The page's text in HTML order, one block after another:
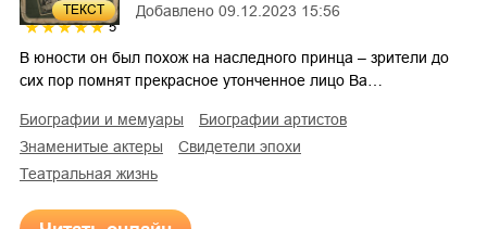
ТЕКСТ
5
Добавлено 09.12.2023 15:56
В юности он был похож на наследного принца – зрители до
сих пор помнят прекрасное утонченное лицо Ва…
биографии и мемуары
биографии артистов
знаменитые актеры
свидетели эпохи
театральная жизнь